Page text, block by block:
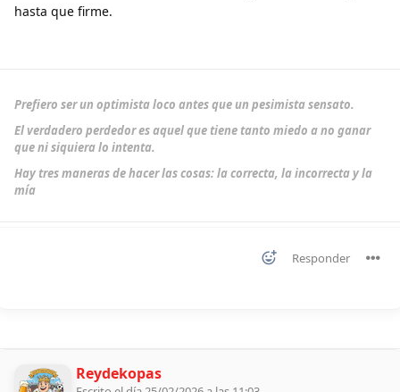
hasta que firme.
Prefiero ser un optimista loco antes que un pesimista sensato.
El verdadero perdedor es aquel que tiene tanto miedo a no ganar
que ni siquiera lo intenta.
Hay tres maneras de hacer las cosas: la correcta, la incorrecta y la
mía
Responder
Reydekopas